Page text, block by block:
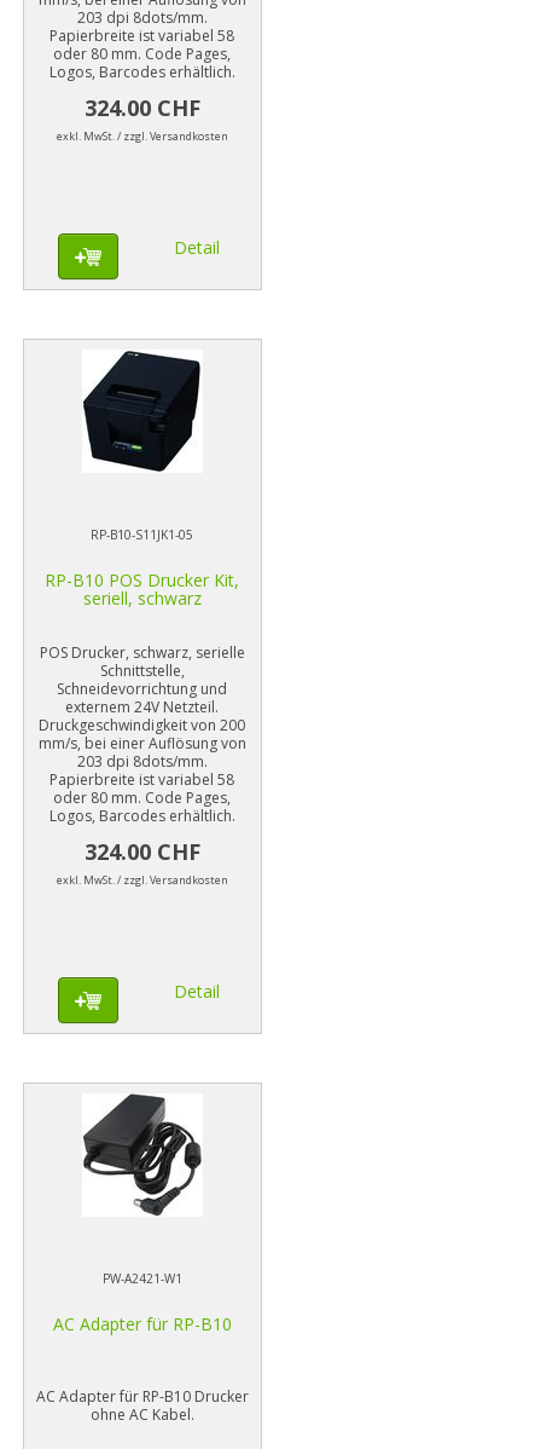
203 dpi 8dots/mm.
Papierbreite ist variabel 58
oder 80 mm. Code Pages,
Logos, Barcodes erhältlich.
324.00 CHF
exkl. MwSt. / zzgl. Versandkosten
Detail
RP-B10-S11JK1-05
RP-B10 POS Drucker Kit,
seriell, schwarz
POS Drucker, schwarz, serielle
Schnittstelle,
Schneidevorrichtung und
externem 24V Netzteil.
Druckgeschwindigkeit von 200
mm/s, bei einer Auflösung von
203 dpi 8dots/mm.
Papierbreite ist variabel 58
oder 80 mm. Code Pages,
Logos, Barcodes erhältlich.
324.00 CHF
exkl. MwSt. / zzgl. Versandkosten
Detail
PW-A2421-W1
AC Adapter für RP-B10
AC Adapter für RP-B10 Drucker
ohne AC Kabel.